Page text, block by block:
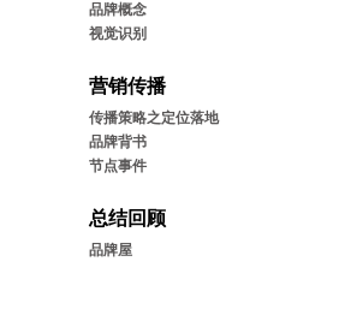
品牌概念
视觉识别
营销传播
传播策略之定位落地
品牌背书
节点事件
总结回顾
品牌屋